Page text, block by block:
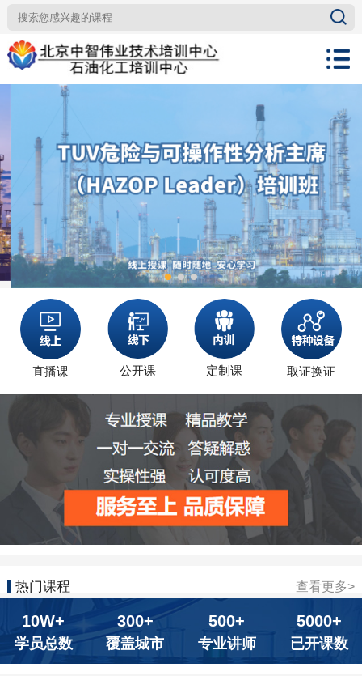
直播课 公开课 定制课 取证换证
热门课程 查看更多>
10W+
学员总数
300+
覆盖城市
500+
专业讲师
5000+
已开课数